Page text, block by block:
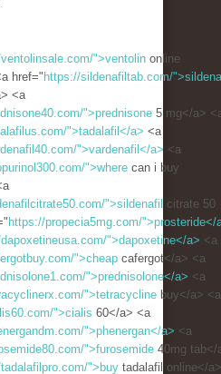
">ventolin online
href=" https://sildenafiltab.com/
<a
">prednisone 5 mg</a>
">tadalafil</a> <a
">vardenafil</a> <a
">where can i buy
">sildenafil citrate 50
https://propecia5mg.com/">prosteride</
">dapoxetine</a> <a
">cheap cafergot</a> <a
">prednisolone</a> <a
">tetracycline buy</a> <a
">cialis 60</a> <a
">phenergan</a> <a
">furosemide 40mg tab</
">buy tadalafil online</